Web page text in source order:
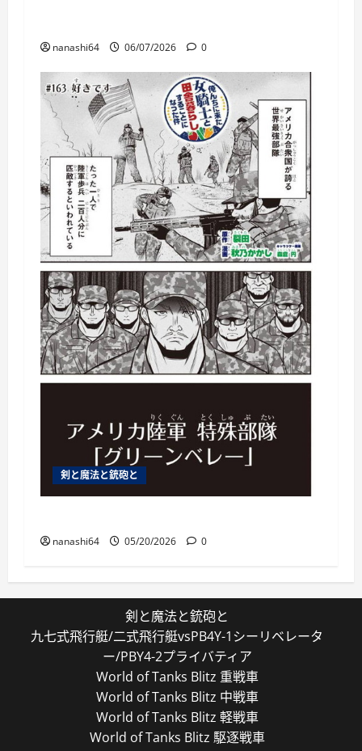
nanashi64 06/07/2026 0
剣と魔法と銃砲と
nanashi64 05/20/2026 0
剣と魔法と銃砲と
九七式飛行艇/二式飛行艇vsPB4Y-1シーリベレータ
ー/PBY4-2プライバティア
World of Tanks Blitz 重戦車
World of Tanks Blitz 中戦車
World of Tanks Blitz 軽戦車
World of Tanks Blitz 駆逐戦車